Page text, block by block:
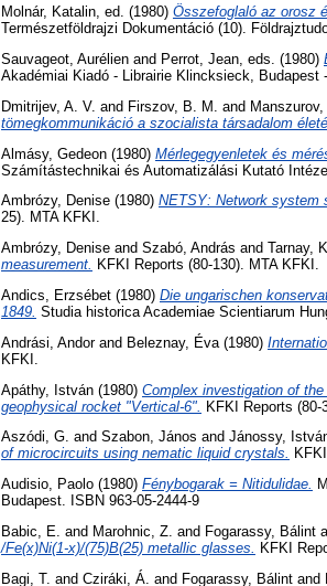
Molnár, Katalin, ed. (1980) Összefoglaló az orosz
Természetföldrajzi Dokumentáció (10).
Sauvageot, Aurélien and Perrot, Jean, eds. (1980)
Akadémiai Kiadó - Librairie Klincksieck, Budapest
Dmitrijev, A. V. and Firszov, B. M. and Manszurov,
tömegkommunikáció a szocialista társadalom
Almásy, Gedeon (1980) Mérlegegyenletek és
Számítástechnikai és Automatizálási Kutató
Ambrózy, Denise (1980) NETSY: Network system
25). MTA KFKI.
Ambrózy, Denise and Szabó, András and Tarnay,
measurement. KFKI Reports (80-130). MTA KFKI.
Andics, Erzsébet (1980) Die ungarischen
1849. Studia historica Academiae Scientiarum
Andrási, Andorand Beleznay, Éva (1980)
KFKI.
Apáthy, István (1980) Complex investigation of
geophysical rocket "Vertical-6". KFKI Reports (80-
Aszódi, G. and Szabon, János and Jánossy,
of microcircuits using nematic liquid crystals.
Audisio, Paolo (1980) Fénybogarak = Nitidulidae.
Budapest. ISBN 963-05-2444-9
Babic, E. and Marohnic, Z. and Fogarassy, Bálint
/Fe(x)Ni(1-x)/(75)B(25) metallic glasses.
KFKI
Bagi, T. and Cziráki, Á. and Fogarassy, Bálint and